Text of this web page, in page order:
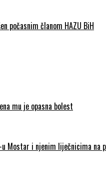
počasnim članom HAZU BiH
mu je opasna bolest
Mostar i njenim liječnicima na